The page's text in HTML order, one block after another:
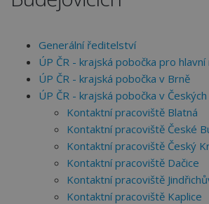
Generální ředitelství
ÚP ČR - krajská pobočka pro
ÚP ČR - krajská pobočka v Brně
ÚP ČR - krajská pobočka v
Kontaktní pracoviště Blatná
Kontaktní pracoviště České
Kontaktní pracoviště Český
Kontaktní pracoviště Dačice
Kontaktní pracoviště
Kontaktní pracoviště Kaplice